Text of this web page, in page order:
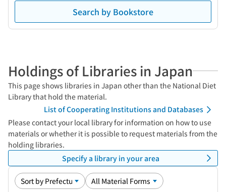
Search by Bookstore
Holdings of Libraries in Japan
This page shows libraries in Japan other than the National Diet
Library that hold the material.
List of Cooperating Institutions and Databases
Please contact your local library for information on how to use
materials or whether it is possible to request materials from the
holding libraries.
Specify a library in your area